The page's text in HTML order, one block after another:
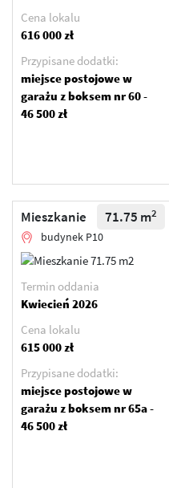
Cena lokalu
616 000 zł
Przypisane dodatki:
miejsce postojowe w
garażu z boksem nr 60 -
46 500 zł
Mieszkanie 71.75 m2
budynek P10
Termin oddania
Kwiecień 2026
Cena lokalu
615 000 zł
Przypisane dodatki:
miejsce postojowe w
garażu z boksem nr 65a -
46 500 zł